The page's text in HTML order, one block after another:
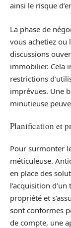
ainsi le risque
La phase de
vous achetiez ou
discussions
immobilier. Cela
restrictions
imprévues. Une
minutieuse
Planification et
Pour surmonter
méticuleuse.
en place des
l’acquisition
propriété et
sont conformes
de compte, une